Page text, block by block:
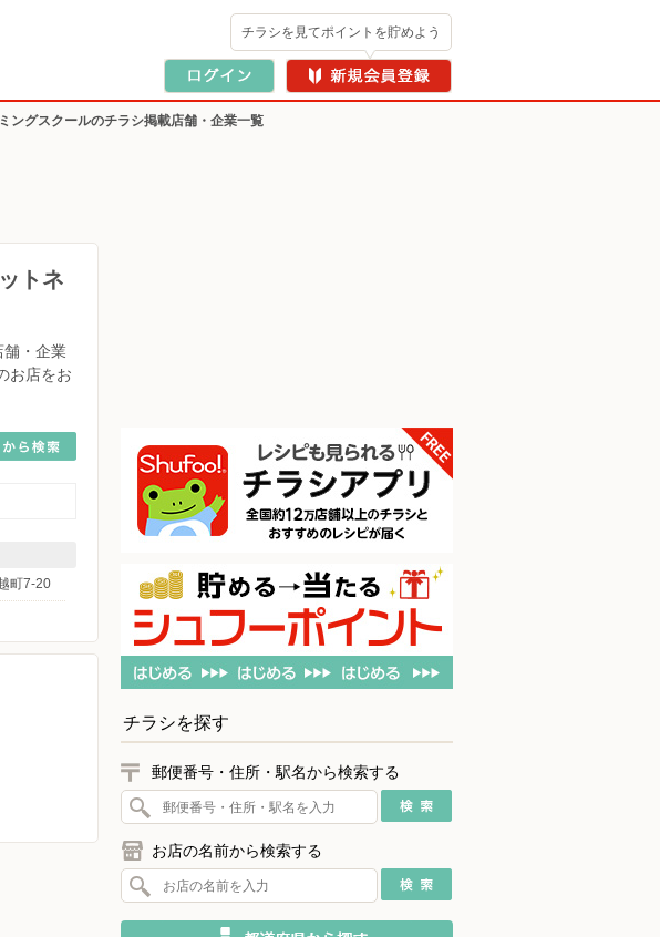
チラシを見てポイントを貯めよう
ングスクールのチラシ掲載店舗・企業一覧
トネ
舗・企業
お店をお
町7-20
チラシを探す
郵便番号・住所・駅名から検索する
お店の名前から検索する